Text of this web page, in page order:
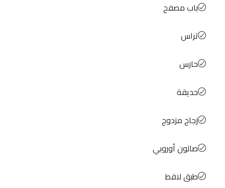
باب مصفح
تراس
حارس
حديقة
زجاج مزدوج
صالون أوروبي
طبق لاقط